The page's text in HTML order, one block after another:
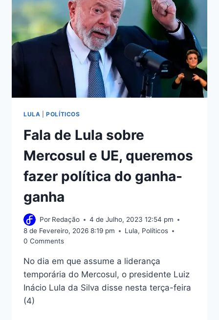
LULA |POLÍTICOS
Fala de Lula sobre
Mercosul e UE, queremos
fazer política do ganha-
ganha
Por Redação
4 de Julho, 2023 12:54 pm
8 de Fevereiro, 2026 8:19 pm
Lula, Políticos
0 Comments
No dia em que assume a liderança
temporária do Mercosul, o presidente Luiz
Inácio Lula da Silva disse nesta terça-feira
(4)